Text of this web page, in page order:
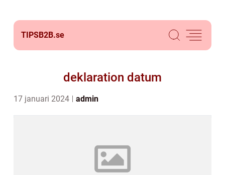
TIPSB2B.se
deklaration datum
17 januari 2024 admin